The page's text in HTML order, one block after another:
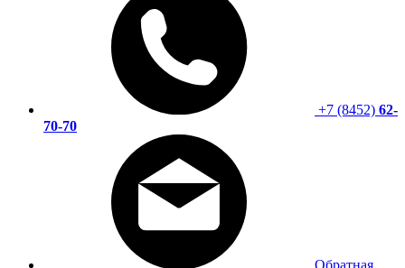
+7 (8452) 62-
70-70
Обратная